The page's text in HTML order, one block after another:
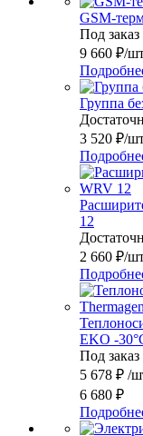
GSM-
Под заказ
9 660 ₽/
Группа
3 520 ₽/
12
2 660 ₽/
EKO -
Под заказ
5 678 ₽ /
6 680 ₽